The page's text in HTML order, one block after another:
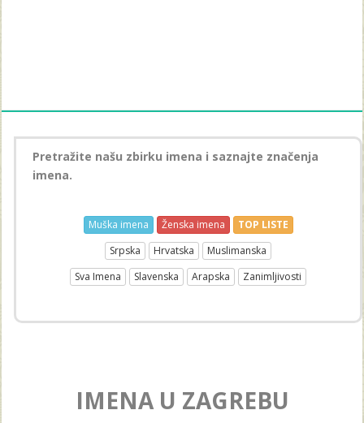
Pretražite našu zbirku imena i saznajte značenja
imena.
Muška imena Ženska imena
TOP LISTE
Srpska
Hrvatska
Muslimanska
Sva Imena
Slavenska Arapska Zanimljivosti
IMENA U ZAGREBU